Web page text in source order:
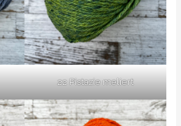
22 Pistazie meliert